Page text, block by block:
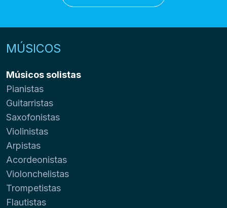
MÚSICOS
Músicos solistas
Pianistas
Guitarristas
Saxofonistas
Violinistas
Arpistas
Acordeonistas
Violonchelistas
Trompetistas
Flautistas